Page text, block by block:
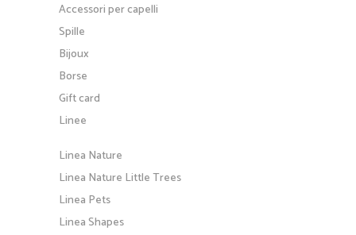
Accessori per capelli
Spille
Bijoux
Borse
Gift card
Linee
Linea Nature
Linea Nature Little Trees
Linea Pets
Linea Shapes